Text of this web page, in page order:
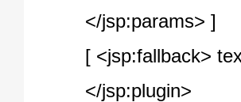
</jsp:params> ]
[ <jsp:fallback> text
</jsp:plugin>